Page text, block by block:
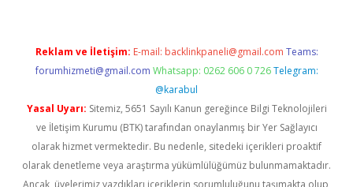
Reklam ve İletişim: E-mail: backlinkpaneli@gmail.com Teams:
forumhizmeti@gmail.com Whatsapp: 0262 606 0 726 Telegram:
@karabul
Yasal Uyarı: Sitemiz, 5651 Sayılı Kanun gereğince Bilgi Teknolojileri
ve İletişim Kurumu (BTK) tarafından onaylanmış bir Yer Sağlayıcı
olarak hizmet vermektedir. Bu nedenle, sitedeki içerikleri proaktif
olarak denetleme veya araştırma yükümlülüğümüz bulunmamaktadır.
Ancak, üyelerimiz yazdıkları içeriklerin sorumluluğunu taşımakta olup,